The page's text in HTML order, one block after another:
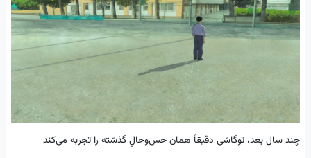
چند سال بعد، توگاشی دقیقاً همان حس‌وحالِ گذشته را تجربه می‌کند